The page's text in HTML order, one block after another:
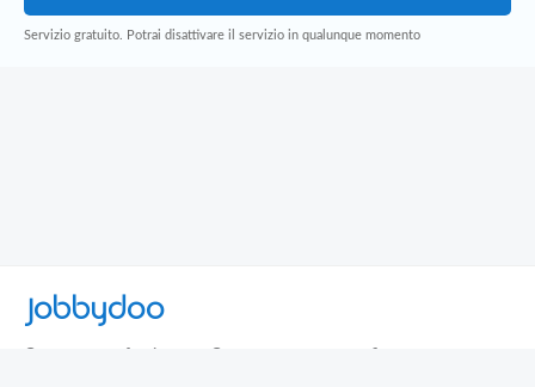
Servizio gratuito. Potrai disattivare il servizio in qualunque momento
Jobbydoo